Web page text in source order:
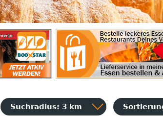
Suchradius: 3 km